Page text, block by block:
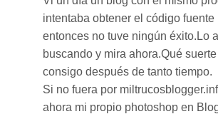
intentaba obtener el código fuente
entonces no tuve ningún éxito.Lo
buscando y mira ahora.Qué
consigo después de tanto tiempo.
Si no fuera por
ahora mi propio photoshop en